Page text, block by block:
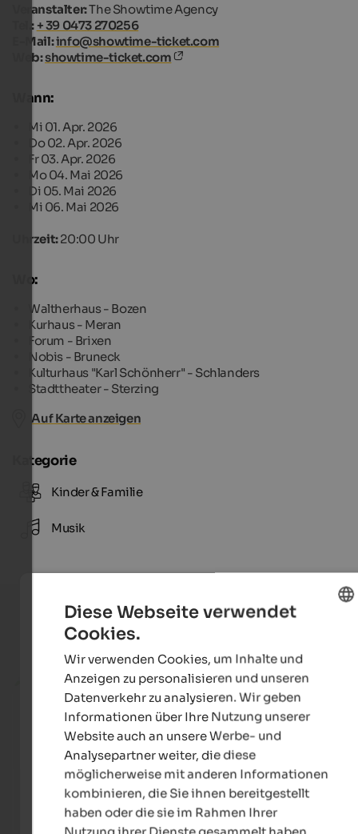
Veranstalter:The Showtime Agency
Tel.: + 39 0473 270256
E-Mail:info@showtime-ticket.com
Web:showtime-ticket.com
Wann:
Mi 01. Apr. 2026
Do 02. Apr. 2026
Fr 03. Apr. 2026
Mo 04. Mai 2026
Di 05. Mai 2026
Mi 06. Mai 2026
Uhrzeit:20:00 Uhr
Wo:
Waltherhaus - Bozen
Kurhaus - Meran
Forum - Brixen
Nobis - Bruneck
Kulturhaus "Karl Schönherr" - Schlanders
Stadttheater - Sterzing
Auf Karte anzeigen
Kategorie
Kinder & Familie
Musik
Aktuelle Urlaubsangebote
1 Nacht geschenkt
GERMAN
Diese Webseite verwendet
Cookies.
Wir verwenden Cookies, um Inhalte und
Anzeigen zu personalisieren und unseren
Datenverkehr zu analysieren. Wir geben
Informationen über Ihre Nutzung unserer
Website auch an unsere Werbe- und
Analysepartner weiter, die diese
möglicherweise mit anderen Informationen
kombinieren, die Sie ihnen bereitgestellt
haben oder die sie im Rahmen Ihrer